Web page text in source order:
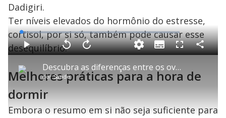
Dadigiri.
Ter níveis elevados do hormônio do estresse,
cortisol, por si só, também pode causar esse
desequilíbrio.
P
l
Descubra as diferenças entre os ovos brancos, vermelhos e caipiras
porSaúde
P V
l
t
a
r
1
u
n
A
n
ç
a
g
u
L
o
a
d
e
:
2
.
8
S
u
b
i
t
l
F
l
s
c
r
C
o
r
t
r
Melhores práticas para a hora de
dormir
Embora o resumo em si não seja suficiente para